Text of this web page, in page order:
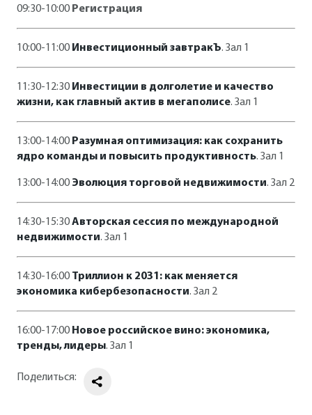
09:30-10:00 Регистрация
10:00-11:00 Инвестиционный завтракЪ. Зал 1
11:30-12:30 Инвестиции в долголетие и качество
жизни, как главный актив в мегаполисе. Зал 1
13:00-14:00 Разумная оптимизация: как сохранить
ядро команды и повысить продуктивность. Зал 1
13:00-14:00 Эволюция торговой недвижимости. Зал 2
14:30-15:30Авторская сессия по международной
недвижимости. Зал 1
14:30-16:00 Триллион к 2031: как меняется
экономика кибербезопасности. Зал 2
16:00-17:00 Новое российское вино: экономика,
тренды, лидеры. Зал 1
Поделиться: